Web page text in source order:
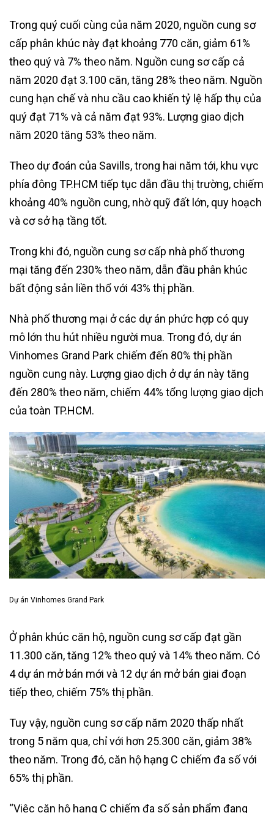
Trong quý cuối cùng của năm 2020, nguồn cung sơ
cấp phân khúc này đạt khoảng 770 căn, giảm 61%
theo quý và 7% theo năm. Nguồn cung sơ cấp cả
năm 2020 đạt 3.100 căn, tăng 28% theo năm. Nguồn
cung hạn chế và nhu cầu cao khiến tỷ lệ hấp thụ của
quý đạt 71% và cả năm đạt 93%. Lượng giao dịch
năm 2020 tăng 53% theo năm.
Theo dự đoán của Savills, trong hai năm tới, khu vực
phía đông TP.HCM tiếp tục dẫn đầu thị trường, chiếm
khoảng 40% nguồn cung, nhờ quỹ đất lớn, quy hoạch
và cơ sở hạ tầng tốt.
Trong khi đó, nguồn cung sơ cấp nhà phố thương
mại tăng đến 230% theo năm, dẫn đầu phân khúc
bất động sản liền thổ với 43% thị phần.
Nhà phố thương mại ở các dự án phức hợp có quy
mô lớn thu hút nhiều người mua. Trong đó, dự án
Vinhomes Grand Park chiếm đến 80% thị phần
nguồn cung này. Lượng giao dịch ở dự án này tăng
đến 280% theo năm, chiếm 44% tổng lượng giao dịch
của toàn TP.HCM.
Dự án Vinhomes Grand Park
Ở phân khúc căn hộ, nguồn cung sơ cấp đạt gần
11.300 căn, tăng 12% theo quý và 14% theo năm. Có
4 dự án mở bán mới và 12 dự án mở bán giai đoạn
tiếp theo, chiếm 75% thị phần.
Tuy vậy, nguồn cung sơ cấp năm 2020 thấp nhất
trong 5 năm qua, chỉ với hơn 25.300 căn, giảm 38%
theo năm. Trong đó, căn hộ hạng C chiếm đa số với
65% thị phần.
“Việc căn hộ hạng C chiếm đa số sản phẩm đang